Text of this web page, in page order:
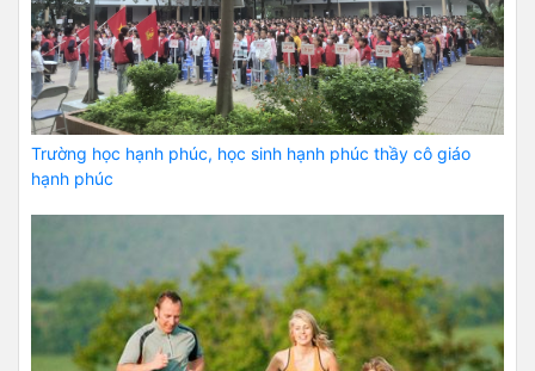
Trường học hạnh phúc, học sinh hạnh phúc thầy cô giáo
hạnh phúc